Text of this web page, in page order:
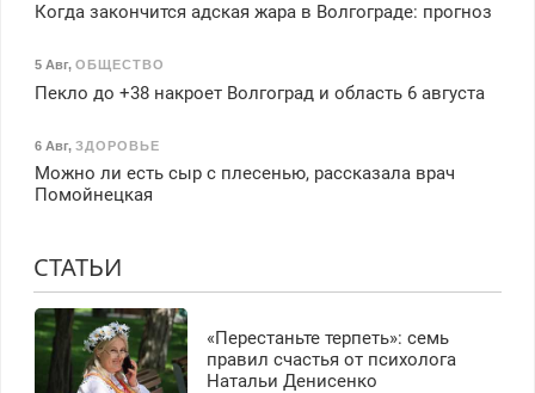
Когда закончится адская жара в Волгограде: прогноз
5 Авг, ОБЩЕСТВО
Пекло до +38 накроет Волгоград и область 6 августа
6 Авг, ЗДОРОВЬЕ
Можно ли есть сыр с плесенью, рассказала врач
Помойнецкая
СТАТЬИ
«Перестаньте терпеть»: семь
правил счастья от психолога
Натальи Денисенко